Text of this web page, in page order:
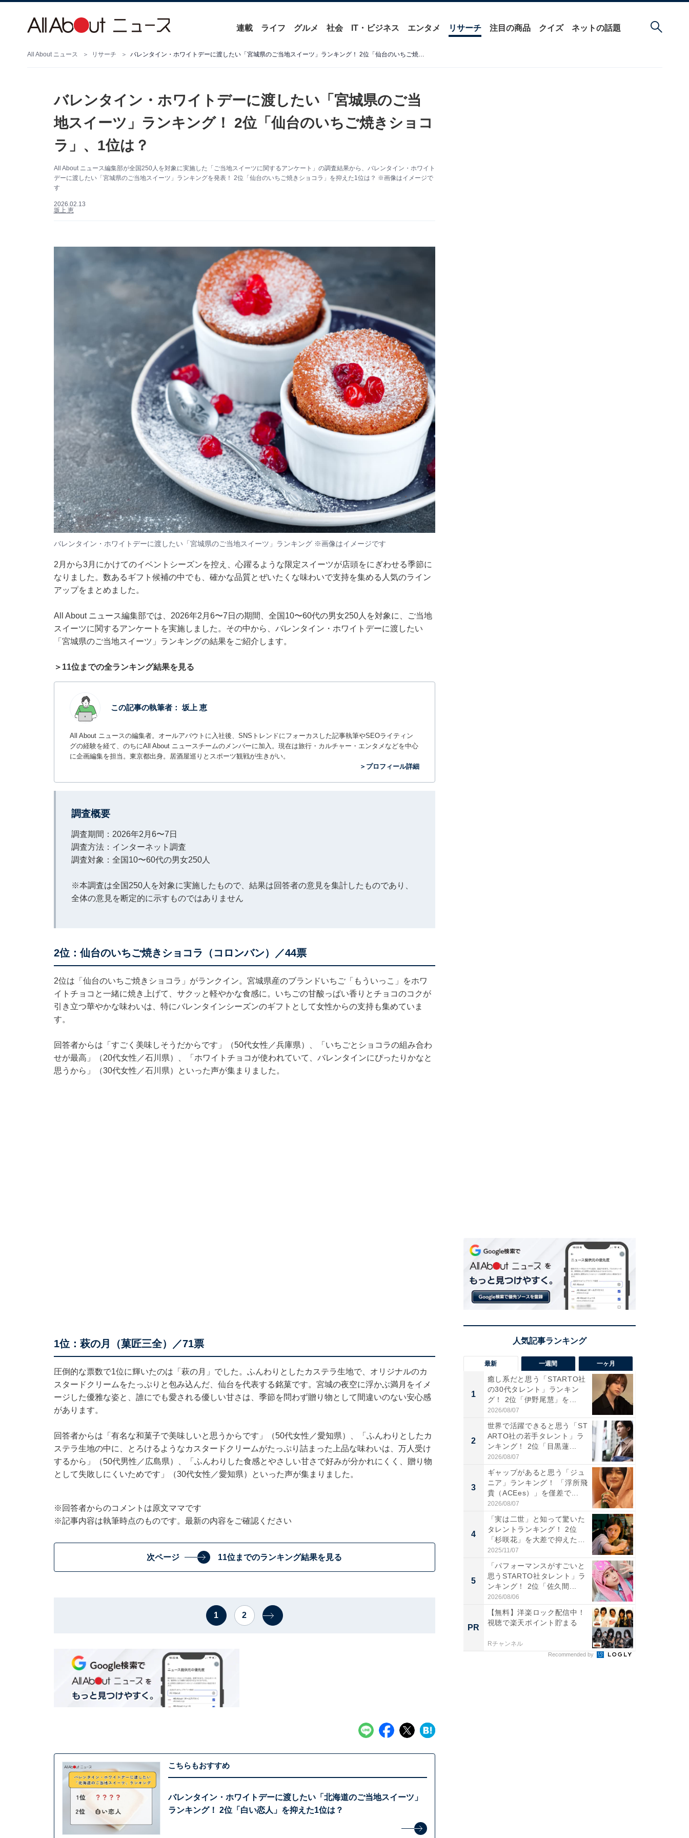
連載 ライフ グルメ 社会 IT・ビジネス エンタメ リサーチ 注目の商品 クイズ ネットの話題
All About ニュース リサーチ バレンタイン・ホワイトデーに渡したい「宮城県のご当地スイーツ」ランキング！ 2位「仙台のいちご焼きショコラ」、1位は？
バレンタイン・ホワイトデーに渡したい「宮城県のご当
地スイーツ」ランキング！ 2位「仙台のいちご焼きショコ
ラ」、1位は？
All About ニュース編集部が全国250人を対象に実施した「ご当地スイーツに関するアンケート」の調査結果から、バレンタイン・ホワイト
デーに渡したい「宮城県のご当地スイーツ」ランキングを発表！ 2位「仙台のいちご焼きショコラ」を抑えた1位は？ ※画像はイメージで
す
2026.02.13
坂上 恵
バレンタイン・ホワイトデーに渡したい「宮城県のご当地スイーツ」ランキング ※画像はイメージです
2月から3月にかけてのイベントシーズンを控え、心躍るような限定スイーツが店頭をにぎわせる季節に
なりました。数あるギフト候補の中でも、確かな品質とぜいたくな味わいで支持を集める人気のライン
アップをまとめました。
All About ニュース編集部では、2026年2月6〜7日の期間、全国10〜60代の男女250人を対象に、ご当地
スイーツに関するアンケートを実施しました。その中から、バレンタイン・ホワイトデーに渡したい
「宮城県のご当地スイーツ」ランキングの結果をご紹介します。
＞11位までの全ランキング結果を見る
この記事の執筆者： 坂上 恵
All About ニュースの編集者。オールアバウトに入社後、SNSトレンドにフォーカスした記事執筆やSEOライティン
グの経験を経て、のちにAll About ニュースチームのメンバーに加入。現在は旅行・カルチャー・エンタメなどを中心
に企画編集を担当。東京都出身。居酒屋巡りとスポーツ観戦が生きがい。
＞プロフィール詳細
調査概要
調査期間：2026年2月6〜7日
調査方法：インターネット調査
調査対象：全国10〜60代の男女250人
※本調査は全国250人を対象に実施したもので、結果は回答者の意見を集計したものであり、
全体の意見を断定的に示すものではありません
2位：仙台のいちご焼きショコラ（コロンバン）／44票
2位は「仙台のいちご焼きショコラ」がランクイン。宮城県産のブランドいちご「もういっこ」をホワ
イトチョコと一緒に焼き上げて、サクッと軽やかな食感に。いちごの甘酸っぱい香りとチョコのコクが
引き立つ華やかな味わいは、特にバレンタインシーズンのギフトとして女性からの支持も集めていま
す。
回答者からは「すごく美味しそうだからです」（50代女性／兵庫県）、「いちごとショコラの組み合わ
せが最高」（20代女性／石川県）、「ホワイトチョコが使われていて、バレンタインにぴったりかなと
思うから」（30代女性／石川県）といった声が集まりました。
1位：萩の月（菓匠三全）／71票
圧倒的な票数で1位に輝いたのは「萩の月」でした。ふんわりとしたカステラ生地で、オリジナルのカ
スタードクリームをたっぷりと包み込んだ、仙台を代表する銘菓です。宮城の夜空に浮かぶ満月をイメ
ージした優雅な姿と、誰にでも愛される優しい甘さは、季節を問わず贈り物として間違いのない安心感
があります。
回答者からは「有名な和菓子で美味しいと思うからです」（50代女性／愛知県）、「ふんわりとしたカ
ステラ生地の中に、とろけるようなカスタードクリームがたっぷり詰まった上品な味わいは、万人受け
するから」（50代男性／広島県）、「ふんわりした食感とやさしい甘さで好みが分かれにくく、贈り物
として失敗しにくいためです」（30代女性／愛知県）といった声が集まりました。
※回答者からのコメントは原文ママです
※記事内容は執筆時点のものです。最新の内容をご確認ください
次ページ 11位までのランキング結果を見る
1 2
こちらもおすすめ
バレンタイン・ホワイトデーに渡したい「北海道のご当地スイーツ」
ランキング！ 2位「白い恋人」を抑えた1位は？
最新 一週間 一ヶ月
1
癒し系だと思う「STARTO社
の30代タレント」ランキン
グ！ 2位「伊野尾慧」を...
2026/08/07
2
世界で活躍できると思う「ST
ARTO社の若手タレント」ラ
ンキング！ 2位「目黒蓮...
2026/08/07
3
ギャップがあると思う「ジュ
ニア」ランキング！ 「浮所飛
貴（ACEes）」を僅差で...
2026/08/07
4
「実は二世」と知って驚いた
タレントランキング！ 2位
「杉咲花」を大差で抑えた1
位...
2025/11/07
5
「パフォーマンスがすごいと
思うSTARTO社タレント」ラ
ンキング！ 2位「佐久間...
2026/08/06
PR
【無料】洋楽ロック配信中！
視聴で楽天ポイント貯まる
Rチャンネル
Recommended by